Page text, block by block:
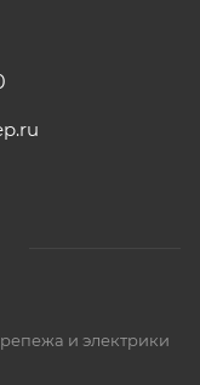
и электрики